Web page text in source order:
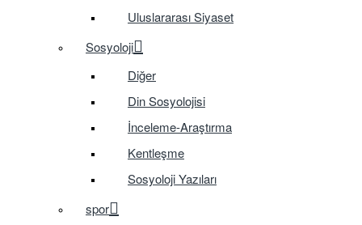
Uluslararası Siyaset
Sosyoloji
Diğer
Din Sosyolojisi
İnceleme-Araştırma
Kentleşme
Sosyoloji Yazıları
spor